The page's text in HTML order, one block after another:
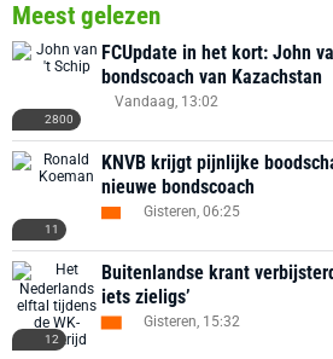
Meest gelezen
2800
FCUpdate in het kort: John
bondscoach van Kazachstan
Vandaag, 13:02
11
KNVB krijgt pijnlijke
nieuwe bondscoach
Gisteren, 06:25
12
Buitenlandse krant
iets zieligs’
Gisteren, 15:32